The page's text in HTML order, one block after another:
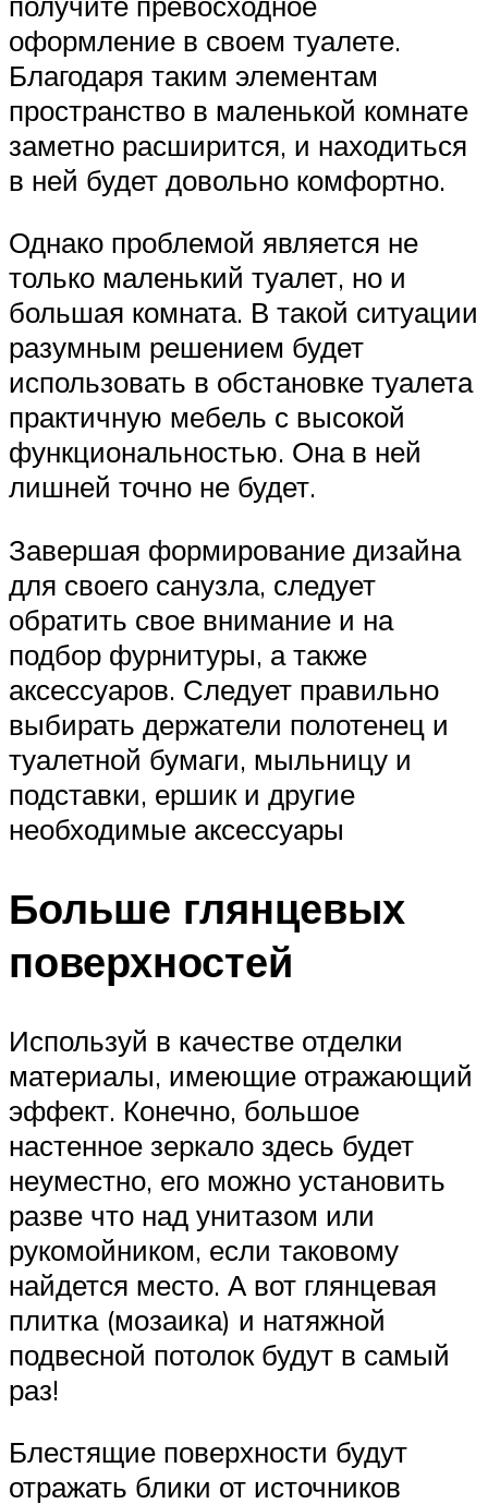
оформление в своем туалете.
Благодаря таким элементам
пространство в маленькой комнате
заметно расширится, и находиться
в ней будет довольно комфортно.
Однако проблемой является не
только маленький туалет, но и
большая комната. В такой ситуации
разумным решением будет
использовать в обстановке туалета
практичную мебель с высокой
функциональностью. Она в ней
лишней точно не будет.
Завершая формирование дизайна
для своего санузла, следует
обратить свое внимание и на
подбор фурнитуры, а также
аксессуаров. Следует правильно
выбирать держатели полотенец и
туалетной бумаги, мыльницу и
подставки, ершик и другие
необходимые аксессуары
Больше глянцевых
поверхностей
Используй в качестве отделки
материалы, имеющие отражающий
эффект. Конечно, большое
настенное зеркало здесь будет
неуместно, его можно установить
разве что над унитазом или
рукомойником, если таковому
найдется место. А вот глянцевая
плитка (мозаика) и натяжной
подвесной потолок будут в самый
раз!
Блестящие поверхности будут
отражать блики от источников